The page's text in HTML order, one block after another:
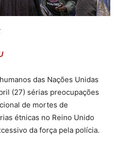
das Nações Unidas
(27) sérias preocupações
de mortes de
étnicas no Reino Unido
da força pela polícia.